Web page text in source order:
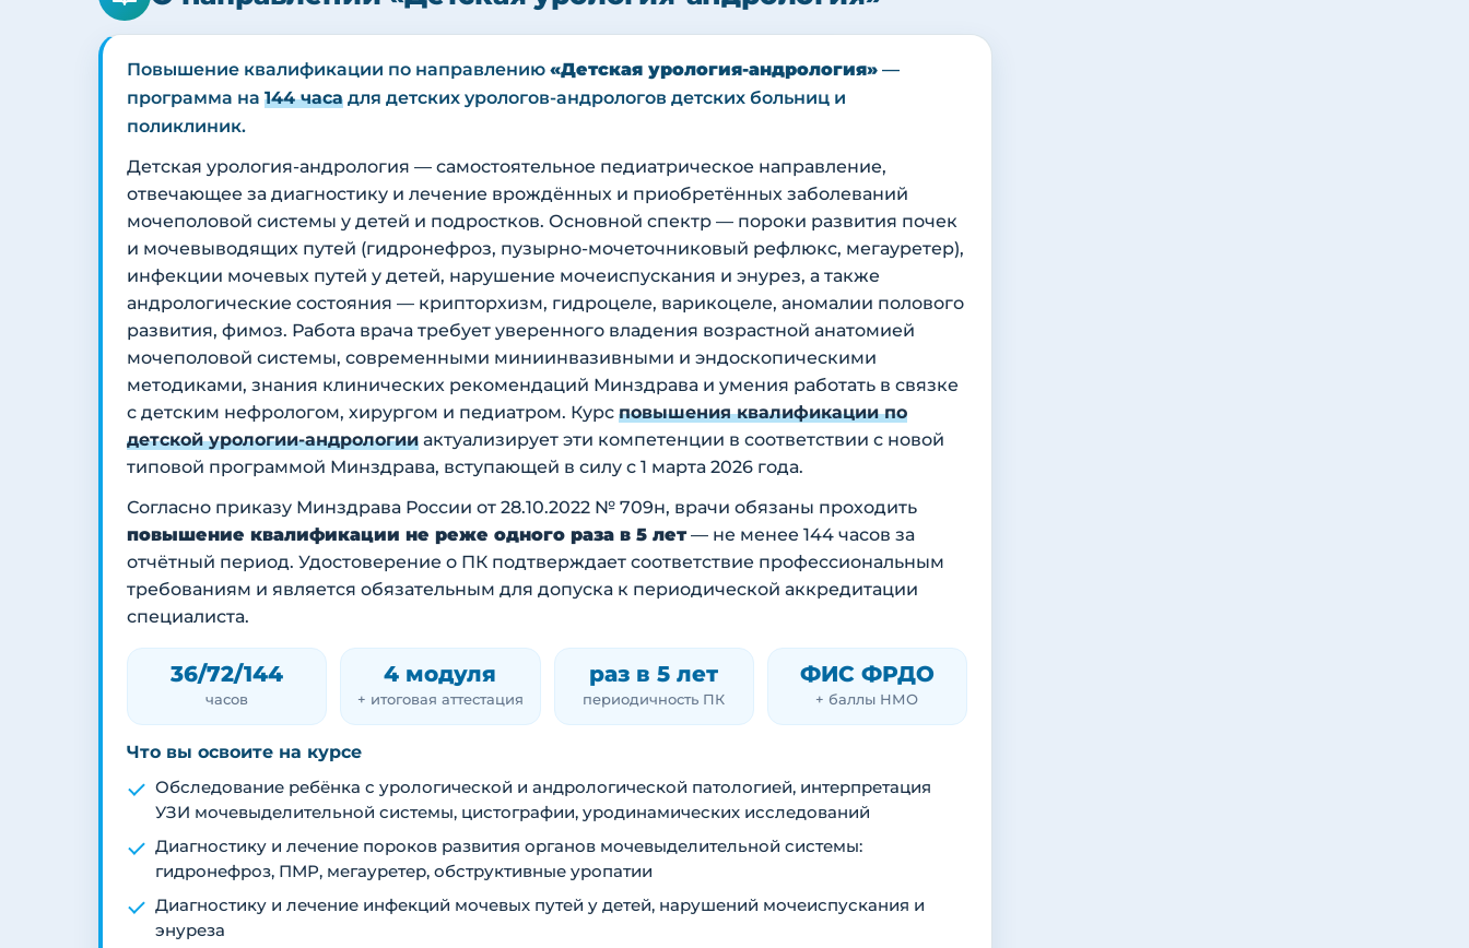
Повышение квалификации по направлению «Детская урология-андрология» —
программа на 144 часа для детских урологов-андрологов детских больниц и
поликлиник.
Детская урология-андрология — самостоятельное педиатрическое направление,
отвечающее за диагностику и лечение врождённых и приобретённых заболеваний
мочеполовой системы у детей и подростков. Основной спектр — пороки развития почек
и мочевыводящих путей (гидронефроз, пузырно-мочеточниковый рефлюкс, мегауретер),
инфекции мочевых путей у детей, нарушение мочеиспускания и энурез, а также
андрологические состояния — крипторхизм, гидроцеле, варикоцеле, аномалии полового
развития, фимоз. Работа врача требует уверенного владения возрастной анатомией
мочеполовой системы, современными миниинвазивными и эндоскопическими
методиками, знания клинических рекомендаций Минздрава и умения работать в связке
с детским нефрологом, хирургом и педиатром. Курс повышения квалификации по
детской урологии-андрологии актуализирует эти компетенции в соответствии с новой
типовой программой Минздрава, вступающей в силу с 1 марта 2026 года.
Согласно приказу Минздрава России от 28.10.2022 № 709н, врачи обязаны проходить
повышение квалификации не реже одного раза в 5 лет— не менее 144 часов за
отчётный период. Удостоверение о ПК подтверждает соответствие профессиональным
требованиям и является обязательным для допуска к периодической аккредитации
специалиста.
36/72/144
часов
4 модуля
+ итоговая аттестация
раз в 5 лет
периодичность ПК
ФИС ФРДО
+ баллы НМО
Что вы освоите на курсе
Обследование ребёнка с урологической и андрологической патологией, интерпретация
УЗИ мочевыделительной системы, цистографии, уродинамических исследований
Диагностику и лечение пороков развития органов мочевыделительной системы:
гидронефроз, ПМР, мегауретер, обструктивные уропатии
Диагностику и лечение инфекций мочевых путей у детей, нарушений мочеиспускания и
энуреза